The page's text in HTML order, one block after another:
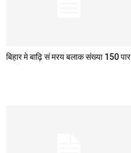
बिहार मे बाढ़ि सं मरय बलाक संख्या 150 पार